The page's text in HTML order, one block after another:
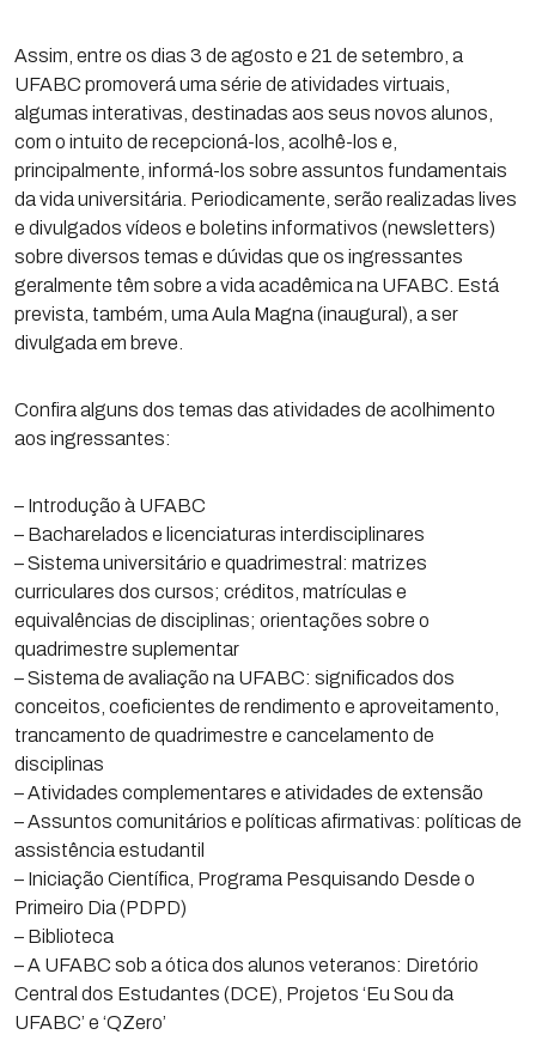
Assim, entre os dias 3 de agosto e 21 de setembro, a
UFABC promoverá uma série de atividades virtuais,
algumas interativas, destinadas aos seus novos alunos,
com o intuito de recepcioná-los, acolhê-los e,
principalmente, informá-los sobre assuntos fundamentais
da vida universitária. Periodicamente, serão realizadas lives
e divulgados vídeos e boletins informativos (newsletters)
sobre diversos temas e dúvidas que os ingressantes
geralmente têm sobre a vida acadêmica na UFABC. Está
prevista, também, uma Aula Magna (inaugural), a ser
divulgada em breve.
Confira alguns dos temas das atividades de acolhimento
aos ingressantes:
– Introdução à UFABC
– Bacharelados e licenciaturas interdisciplinares
– Sistema universitário e quadrimestral: matrizes
curriculares dos cursos; créditos, matrículas e
equivalências de disciplinas; orientações sobre o
quadrimestre suplementar
– Sistema de avaliação na UFABC: significados dos
conceitos, coeficientes de rendimento e aproveitamento,
trancamento de quadrimestre e cancelamento de
disciplinas
– Atividades complementares e atividades de extensão
– Assuntos comunitários e políticas afirmativas: políticas de
assistência estudantil
– Iniciação Científica, Programa Pesquisando Desde o
Primeiro Dia (PDPD)
– Biblioteca
– A UFABC sob a ótica dos alunos veteranos: Diretório
Central dos Estudantes (DCE), Projetos ‘Eu Sou da
UFABC’ e ‘QZero’